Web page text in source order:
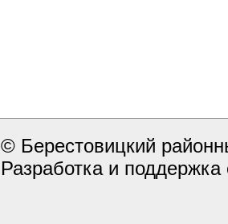
© Берестовицкий
Разработка и поддержка